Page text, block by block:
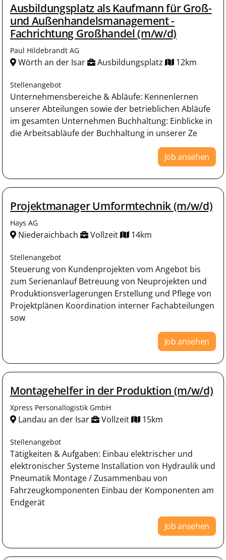
Ausbildungsplatz als Kaufmann für Groß-
und Außenhandelsmanagement -
Fachrichtung Großhandel (m/w/d)
Paul Hildebrandt AG
Wörth an der Isar Ausbildungsplatz 12km
Stellenangebot
Unternehmensbereiche & Abläufe: Kennenlernen
unserer Abteilungen sowie der betrieblichen Abläufe
im gesamten Unternehmen Buchhaltung: Einblicke in
die Arbeitsabläufe der Buchhaltung in unserer Ze
Job ansehen
Projektmanager Umformtechnik (m/w/d)
Hays AG
Niederaichbach Vollzeit 14km
Stellenangebot
Steuerung von Kundenprojekten vom Angebot bis
zum Serienanlauf Betreuung von Neuprojekten und
Produktionsverlagerungen Erstellung und Pflege von
Projektplänen Koordination interner Fachabteilungen
sow
Job ansehen
Montagehelfer in der Produktion (m/w/d)
Xpress Personallogistik GmbH
Landau an der Isar Vollzeit 15km
Stellenangebot
Tätigkeiten & Aufgaben: Einbau elektrischer und
elektronischer Systeme Installation von Hydraulik und
Pneumatik Montage / Zusammenbau von
Fahrzeugkomponenten Einbau der Komponenten am
Endgerät
Job ansehen